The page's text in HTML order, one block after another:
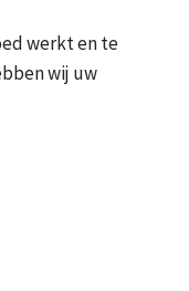
werkt en te
wij uw